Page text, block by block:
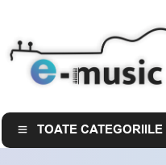
TOATE CATEGORIILE